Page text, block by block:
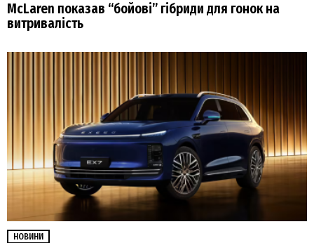
McLaren показав “бойові” гібриди для гонок на
витривалість
НОВИНИ